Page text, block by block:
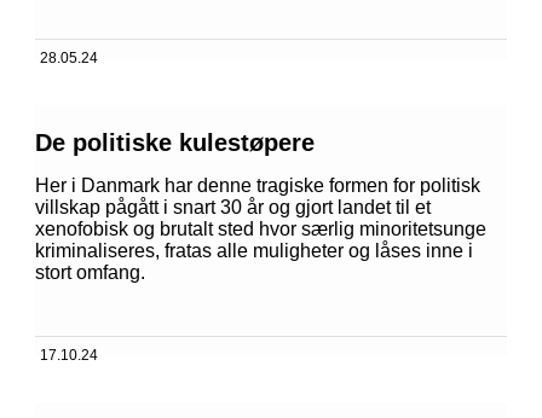
De politiske kulestøpere
Her i Danmark har denne tragiske formen for politisk
villskap pågått i snart 30 år og gjort landet til et
xenofobisk og brutalt sted hvor særlig minoritetsunge
kriminaliseres, fratas alle muligheter og låses inne i
stort omfang.
17.10.24
28.05.24